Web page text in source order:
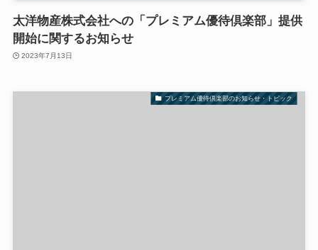
太洋物産株式会社への「プレミアム優待倶楽部」提供
開始に関するお知らせ
2023年7月13日
プレミアム優待倶楽部のお知らせ・トピック